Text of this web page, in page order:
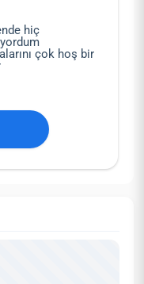
hiç
çok hoş bir